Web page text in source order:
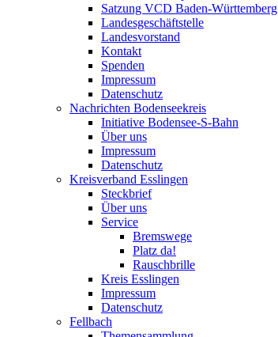
Satzung VCD Baden-Württemberg
Landesgeschäftstelle
Landesvorstand
Kontakt
Spenden
Impressum
Datenschutz
Nachrichten Bodenseekreis
Initiative Bodensee-S-Bahn
Über uns
Impressum
Datenschutz
Kreisverband Esslingen
Steckbrief
Über uns
Service
Bremswege
Platz da!
Rauschbrille
Kreis Esslingen
Impressum
Datenschutz
Fellbach